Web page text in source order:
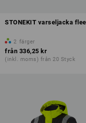
STONEKIT varseljacka
2 färger
från 336,25 kr
(inkl. moms) från 20 Styck